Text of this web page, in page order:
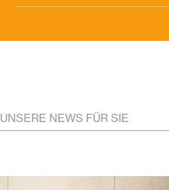
UNSERE NEWS FÜR SIE